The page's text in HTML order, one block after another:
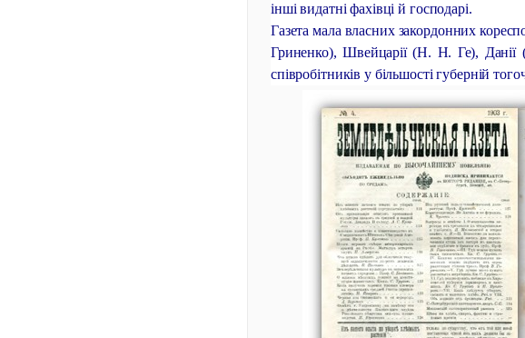
інші видатні фахівці й господарі.
Газета мала власних закордонних
Гриненко), Швейцарії (Н. Н. Ге), Данії
співробітників у більшості губерній